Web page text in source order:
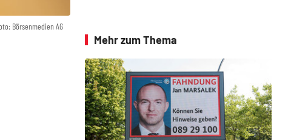
Börsenmedien AG
Mehr zum Thema